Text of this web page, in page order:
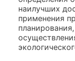
наилучших
применения